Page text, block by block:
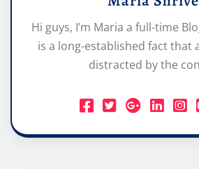
Hi guys, I’m Maria a full-time
is a long-established fact that
distracted by the